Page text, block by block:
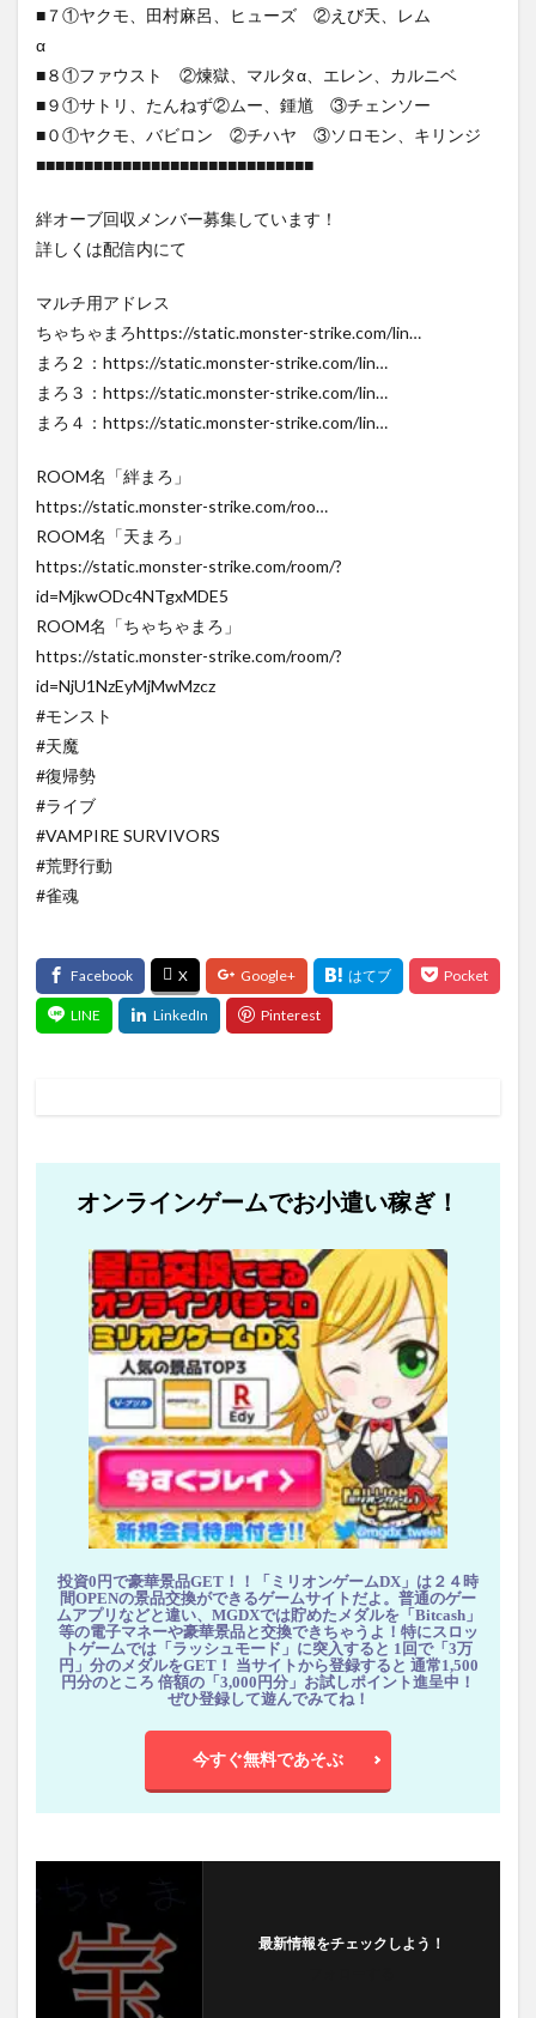
■７①ヤクモ、田村麻呂、ヒューズ ②えび天、レム
α
■８①ファウスト ②煉獄、マルタα、エレン、カルニベ
■９①サトリ、たんねず②ムー、鍾馗 ③チェンソー
■０①ヤクモ、バビロン ②チハヤ ③ソロモン、キリンジ
■■■■■■■■■■■■■■■■■■■■■■■■■■■■■
絆オーブ回収メンバー募集しています！
詳しくは配信内にて
マルチ用アドレス
ちゃちゃまろhttps://static.monster-strike.com/lin…
まろ２：https://static.monster-strike.com/lin…
まろ３：https://static.monster-strike.com/lin…
まろ４：https://static.monster-strike.com/lin…
ROOM名「絆まろ」
https://static.monster-strike.com/roo…
ROOM名「天まろ」
https://static.monster-strike.com/room/?
id=MjkwODc4NTgxMDE5
ROOM名「ちゃちゃまろ」
https://static.monster-strike.com/room/?
id=NjU1NzEyMjMwMzcz
#モンスト
#天魔
#復帰勢
#ライブ
#VAMPIRE SURVIVORS
#荒野行動
#雀魂
オンラインゲームでお小遣い稼ぎ！
投資0円で豪華景品GET！！「ミリオンゲームDX」は２４時
間OPENの景品交換ができるゲームサイトだよ。普通のゲー
ムアプリなどと違い、MGDXでは貯めたメダルを「Bitcash」
等の電子マネーや豪華景品と交換できちゃうよ！特にスロッ
トゲームでは「ラッシュモード」に突入すると 1回で「3万
円」分のメダルをGET！ 当サイトから登録すると 通常1,500
円分のところ 倍額の「3,000円分」お試しポイント進呈中！
ぜひ登録して遊んでみてね！
今すぐ無料であそぶ
最新情報をチェックしよう！